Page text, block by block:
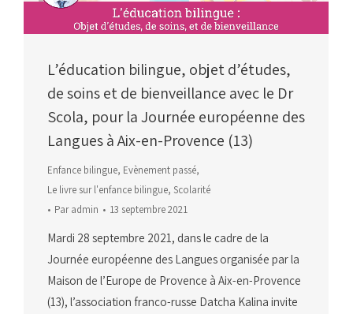
L’éducation bilingue, objet d’études,
de soins et de bienveillance avec le Dr
Scola, pour la Journée européenne des
Langues à Aix-en-Provence (13)
Enfance bilingue, Evènement passé,
Le livre sur l'enfance bilingue, Scolarité
Paradmin 13 septembre 2021
Mardi 28 septembre 2021, dans le cadre de la
Journée européenne des Langues organisée par la
Maison de l’Europe de Provence à Aix-en-Provence
(13), l’association franco-russe Datcha Kalina invite